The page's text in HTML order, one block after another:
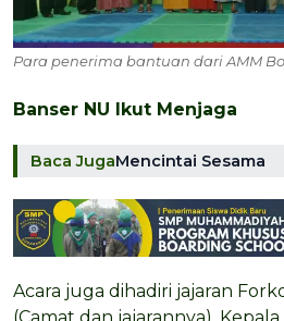
Para penerima bantuan dari AMM
Banser NU Ikut Menjaga
Baca JugaMencintai Sesama
Acara juga dihadiri jajaran
(Camat dan jajarannya),